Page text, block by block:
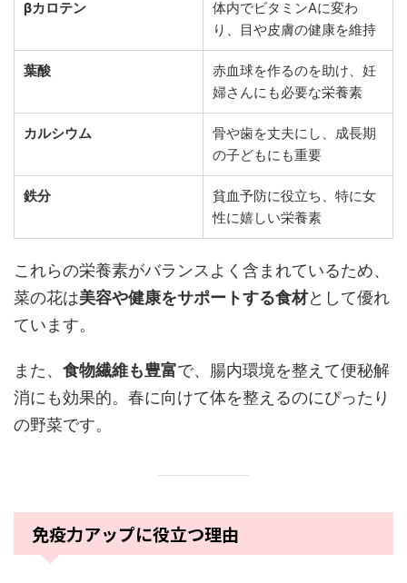
βカロテン
体内でビタミンAに変わ
り、目や皮膚の健康を維持
葉酸
赤血球を作るのを助け、妊
婦さんにも必要な栄養素
カルシウム
骨や歯を丈夫にし、成長期
の子どもにも重要
鉄分
貧血予防に役立ち、特に女
性に嬉しい栄養素
これらの栄養素がバランスよく含まれているため、
菜の花は美容や健康をサポートする食材として優れ
ています。
また、 食物繊維も豊富で、腸内環境を整えて便秘解
消にも効果的。春に向けて体を整えるのにぴったり
の野菜です。
免疫力アップに役立つ理由